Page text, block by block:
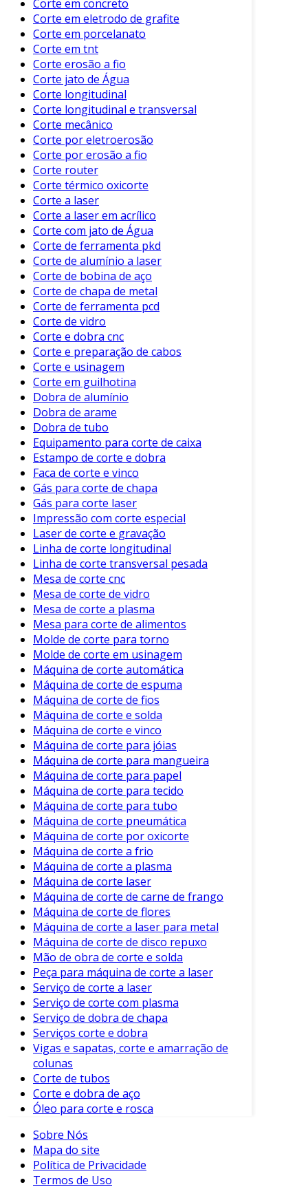
Sistema de Resfriamento: Limpe
regularmente para evitar
superaquecimento.
Etapas da Manutenção
A manutenção pode ser dividida em etapas
simples, que devem ser seguidas com
regularidade:
Inspeção Diária
operação, verifique visualmente a
máquina.
Limpeza Semanal: Remova sujeira e
resíduos do local de corte e do
equipamento.
Manutenção Mensal: Realize uma
inspeção mais detalhada, com foco nos
componentes listados anteriormente.
Revisão Semestral
revisão feita por um técnico especializado,
para um diagnóstico mais preciso.
Erros Comuns
Durante a manutenção, é crucial evitar alguns
erros recorrentes. Entre eles, destacam-se:
Uso de Peças Inadequadas
utilize peças recomendadas pelo
fabricante.
Negligência em Limpezas: A falta de
limpeza pode levar ao acúmulo de
resíduos e provocar falhas.
Falta de Registro
: Documente todas as
manutenções realizadas para facilitar
futuros diagnósticos.
Dicas Adicionais
Além dos cuidados mencionados, algumas dicas
podem contribuir para uma manutenção ainda
mais eficaz:
Capacitação da Equipe: Treine
operadores para realizarem inspecções
simples e identificar problemas.
Planejamento de Paradas: Agende
manutenções em períodos de menor
produção, evitando impactos na operação.
Guarde o Manual: O manual do
fabricante deve ser consultado sempre
que necessário. As orientações específicas
são valiosas.
Conclusão
A manutenção de máquinas de corte plasma
não deve ser subestimada. Enquanto a
eficiência do equipamento depende
diretamente de uma boa manutenção, seguir
as práticas recomendadas resulta em cortes de
alta qualidade e colocações seguras.
Além disso, a cultura da manutenção preventiva
pode transformar a forma como as indústrias
enxergam seus equipamentos. Adotar uma
abordagem proativa permitirá que as
empresas se destaquem em um mercado cada
vez mais competitivo.
Investir tempo e recursos na manutenção
adequada de máquinas de corte plasma é o
Corte em concreto
Corte em eletrodo de grafite
Corte em porcelanato
Corte em tnt
Corte erosão a fio
Corte jato de Água
Corte longitudinal
Corte longitudinal e transversal
Corte mecânico
Corte por eletroerosão
Corte por erosão a fio
Corte router
Corte térmico oxicorte
Corte a laser
Corte a laser em acrílico
Corte com jato de Água
Corte de ferramenta pkd
Corte de alumínio a laser
Corte de bobina de aço
Corte de chapa de metal
Corte de ferramenta pcd
Corte de vidro
Corte e dobra cnc
Corte e preparação de cabos
Corte e usinagem
Corte em guilhotina
Dobra de alumínio
Dobra de arame
Dobra de tubo
Equipamento para corte de caixa
Estampo de corte e dobra
Faca de corte e vinco
Gás para corte de chapa
Gás para corte laser
Impressão com corte especial
Laser de corte e gravação
Linha de corte longitudinal
Linha de corte transversal pesada
Mesa de corte cnc
Mesa de corte de vidro
Mesa de corte a plasma
Mesa para corte de alimentos
Molde de corte para torno
Molde de corte em usinagem
Máquina de corte automática
Máquina de corte de espuma
Máquina de corte de fios
Máquina de corte e solda
Máquina de corte e vinco
Máquina de corte para jóias
Máquina de corte para mangueira
Máquina de corte para papel
Máquina de corte para tecido
Máquina de corte para tubo
Máquina de corte pneumática
Máquina de corte por oxicorte
Máquina de corte a frio
Máquina de corte a plasma
Máquina de corte laser
Máquina de corte de carne de frango
Máquina de corte de flores
Máquina de corte a laser para metal
Máquina de corte de disco repuxo
Mão de obra de corte e solda
Peça para máquina de corte a laser
Serviço de corte a laser
Serviço de corte com plasma
Serviço de dobra de chapa
Serviços corte e dobra
Vigas e sapatas, corte e amarração de
colunas
Corte de tubos
Corte e dobra de aço
Óleo para corte e rosca
Sobre Nós
Mapa do site
Política de Privacidade
Termos de Uso